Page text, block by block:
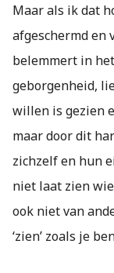
Maar als ik dat
afgeschermd en
belemmert in
geborgenheid,
willen is gezien
maar door dit
zichzelf en hun
niet laat zien
ook niet van
‘zien’ zoals je